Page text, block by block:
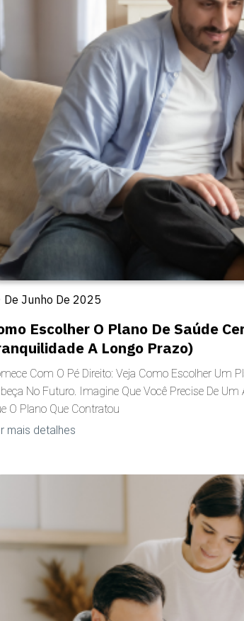
Escolher O Plano De Saúde
A Longo Prazo)
Com O Pé Direito: Veja Como Escolher Um
No Futuro. Imagine Que Você Precise De
O Plano Que Contratou
mais detalhes
De Junho De 2025